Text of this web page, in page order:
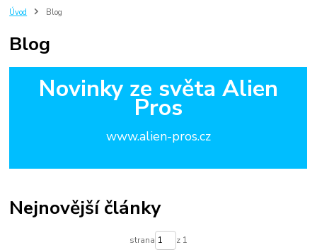
Úvod
Blog
Blog
Novinky ze světa Alien
Pros
www.alien-pros.cz
Nejnovější články
strana z 1